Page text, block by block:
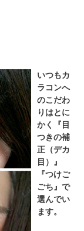
いつもカ
ラコンへ
のこだわ
りはとに
かく『目
つきの補
正（デカ
目）』
『つけご
ごち』で
選んでい
ます。